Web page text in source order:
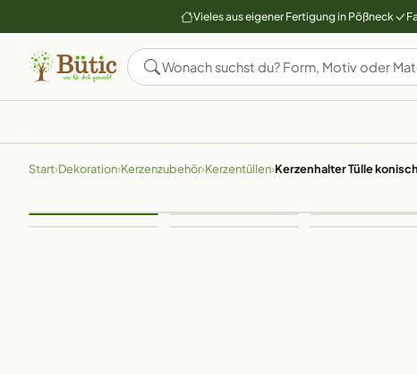
Vieles aus eigener Fertigung in Pößneck
Start›Dekoration›Kerzenzubehör›Kerzentüllen›Kerzenhalter Tülle